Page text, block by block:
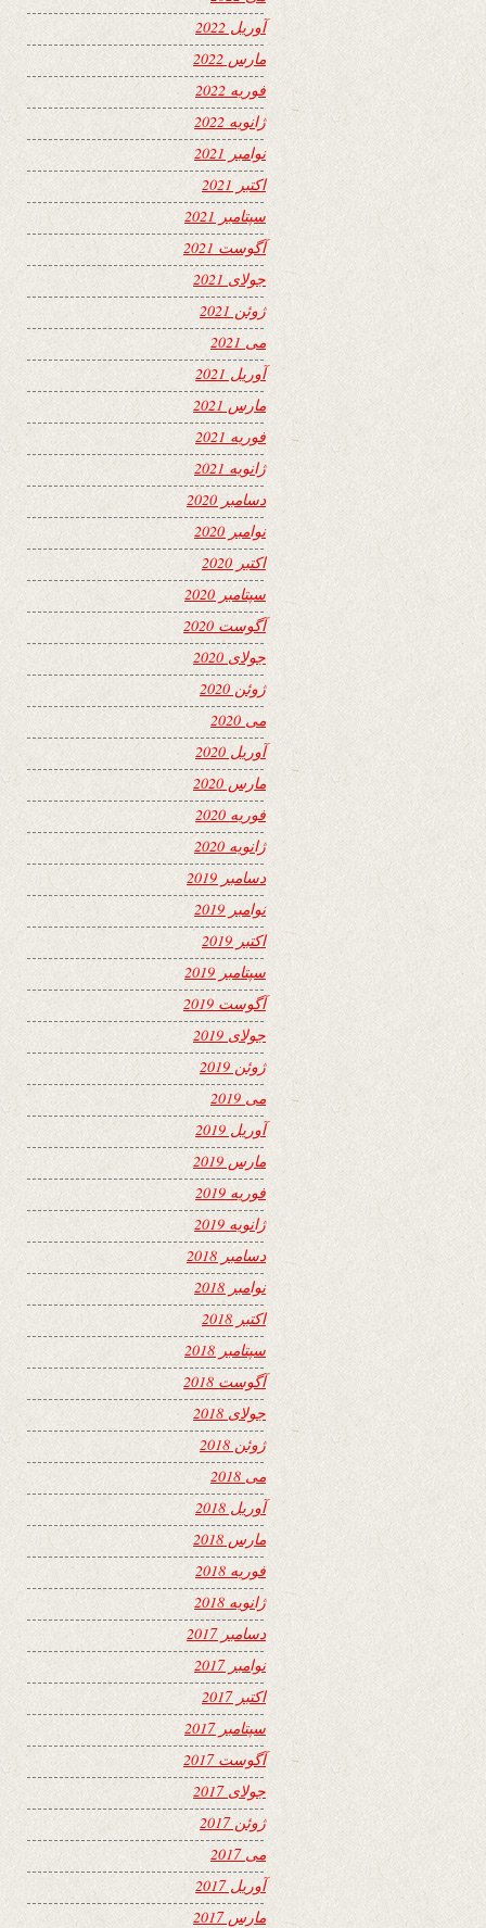
آوریل 2022
مارس 2022
فوریه 2022
ژانویه 2022
نوامبر 2021
اکتبر 2021
سپتامبر 2021
آگوست 2021
جولای 2021
ژوئن 2021
می 2021
آوریل 2021
مارس 2021
فوریه 2021
ژانویه 2021
دسامبر 2020
نوامبر 2020
اکتبر 2020
سپتامبر 2020
آگوست 2020
جولای 2020
ژوئن 2020
می 2020
آوریل 2020
مارس 2020
فوریه 2020
ژانویه 2020
دسامبر 2019
نوامبر 2019
اکتبر 2019
سپتامبر 2019
آگوست 2019
جولای 2019
ژوئن 2019
می 2019
آوریل 2019
مارس 2019
فوریه 2019
ژانویه 2019
دسامبر 2018
نوامبر 2018
اکتبر 2018
سپتامبر 2018
آگوست 2018
جولای 2018
ژوئن 2018
می 2018
آوریل 2018
مارس 2018
فوریه 2018
ژانویه 2018
دسامبر 2017
نوامبر 2017
اکتبر 2017
سپتامبر 2017
آگوست 2017
جولای 2017
ژوئن 2017
می 2017
آوریل 2017
مارس 2017